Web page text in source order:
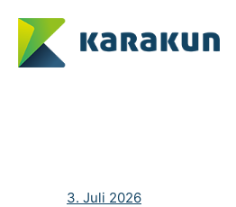
3. Juli 2026